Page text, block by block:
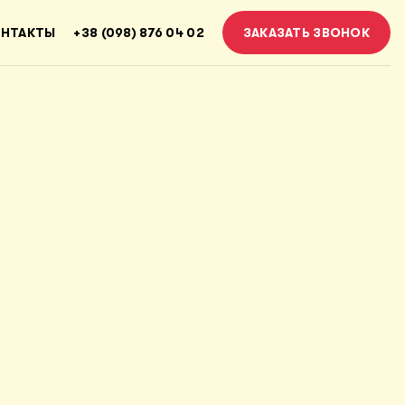
+38 (098) 876 04 02 ЗАКАЗАТЬ ЗВОНОК